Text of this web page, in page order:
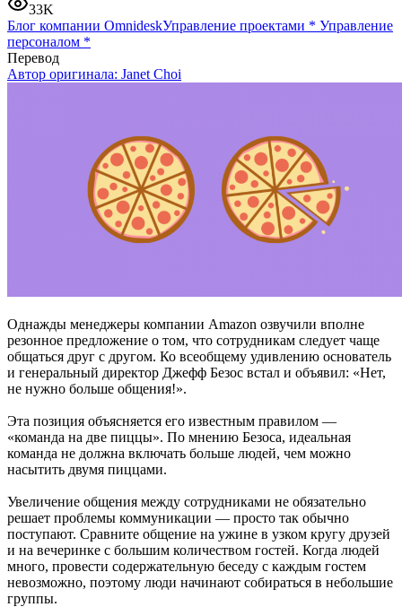
33K
Блог компании OmnideskУправление проектами * Управление
персоналом *
Перевод
Автор оригинала: Janet Choi
Однажды менеджеры компании Amazon озвучили вполне
резонное предложение о том, что сотрудникам следует чаще
общаться друг с другом. Ко всеобщему удивлению основатель
и генеральный директор Джефф Безос встал и объявил: «Нет,
не нужно больше общения!».
Эта позиция объясняется его известным правилом —
«команда на две пиццы». По мнению Безоса, идеальная
команда не должна включать больше людей, чем можно
насытить двумя пиццами.
Увеличение общения между сотрудниками не обязательно
решает проблемы коммуникации — просто так обычно
поступают. Сравните общение на ужине в узком кругу друзей
и на вечеринке с большим количеством гостей. Когда людей
много, провести содержательную беседу с каждым гостем
невозможно, поэтому люди начинают собираться в небольшие
группы.